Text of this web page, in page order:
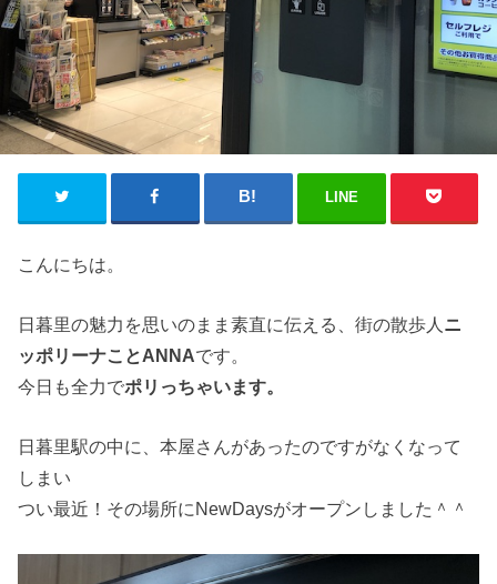
LINE
こんにちは。
日暮里の魅力を思いのまま素直に伝える、街の散歩人 ニ
ッポリーナことANNAです。
今日も全力でポリっちゃいます。
日暮里駅の中に、本屋さんがあったのですがなくなって
しまい
つい最近！その場所にNewDaysがオープンしました＾＾